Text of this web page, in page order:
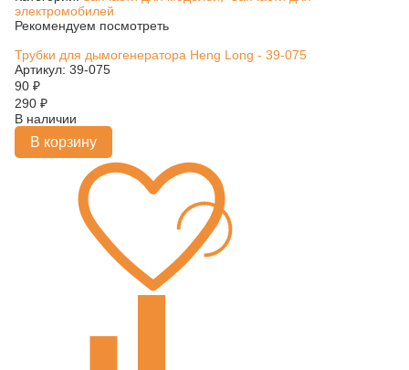
электромобилей
Рекомендуем посмотреть
Трубки для дымогенератора Heng Long - 39-075
Артикул: 39-075
90 ₽
290 ₽
В наличии
В корзину